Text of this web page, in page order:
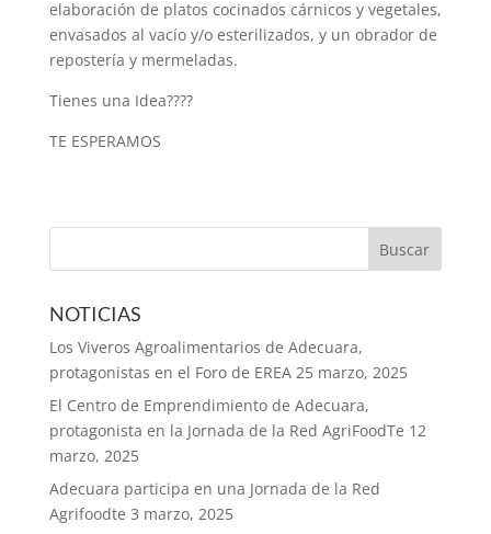
elaboración de platos cocinados cárnicos y vegetales,
envasados al vacío y/o esterilizados, y un obrador de
repostería y mermeladas.
Tienes una Idea????
TE ESPERAMOS
NOTICIAS
Los Viveros Agroalimentarios de Adecuara,
protagonistas en el Foro de EREA 25 marzo, 2025
El Centro de Emprendimiento de Adecuara,
protagonista en la Jornada de la Red AgriFoodTe 12
marzo, 2025
Adecuara participa en una Jornada de la Red
Agrifoodte 3 marzo, 2025